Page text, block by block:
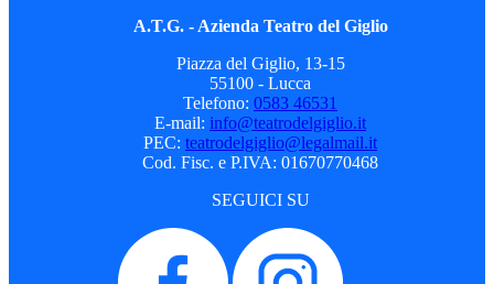
A.T.G. - Azienda Teatro del Giglio
Piazza del Giglio, 13-15
55100 - Lucca
Telefono: 0583 46531
E-mail: info@teatrodelgiglio.it
PEC: teatrodelgiglio@legalmail.it
Cod. Fisc. e P.IVA: 01670770468
SEGUICI SU